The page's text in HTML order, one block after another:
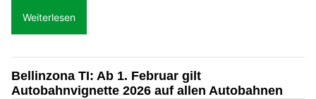
Weiterlesen
Bellinzona TI: Ab 1. Februar gilt
Autobahnvignette 2026 auf allen Autobahnen